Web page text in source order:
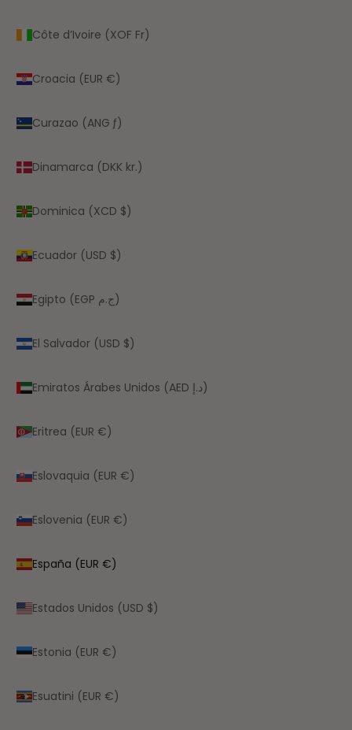
Côte d’Ivoire (XOF Fr)
Croacia (EUR €)
Curazao (ANG ƒ)
Dinamarca (DKK kr.)
Dominica (XCD $)
Ecuador (USD $)
Egipto (EGP ج.م)
El Salvador (USD $)
Emiratos Árabes Unidos (AED د.إ)
Eritrea (EUR €)
Eslovaquia (EUR €)
Eslovenia (EUR €)
España (EUR €)
Estados Unidos (USD $)
Estonia (EUR €)
Esuatini (EUR €)